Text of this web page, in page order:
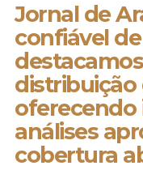
Jornal de
confiável
distribuição
oferecendo
análises
cobertura